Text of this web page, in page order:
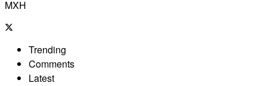
MXH
Trending
Comments
Latest